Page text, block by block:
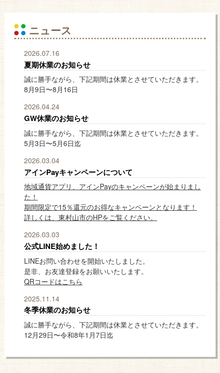
ニュース
2026.07.16
夏期休業のお知らせ
誠に勝手ながら、下記期間は休業とさせていただきます。
8月9日〜8月16日
2026.04.24
GW休業のお知らせ
誠に勝手ながら、下記期間は休業とさせていただきます。
5月3日〜5月6日迄
2026.03.04
アインPayキャンペーンについて
地域通貨アプリ、アインPayのキャンペーンが始まりまし
た！
期間限定で15％還元のお得なキャンペーンとなります！
詳しくは、東村山市のHPをご覧ください。
2026.03.03
公式LINE始めました！
LINEお問い合わせを開始いたしました。
是非、お友達登録をお願いいたします。
QRコードはこちら
2025.11.14
冬季休業のお知らせ
誠に勝手ながら、下記期間は休業とさせていただきます。
12月29日〜令和8年1月7日迄